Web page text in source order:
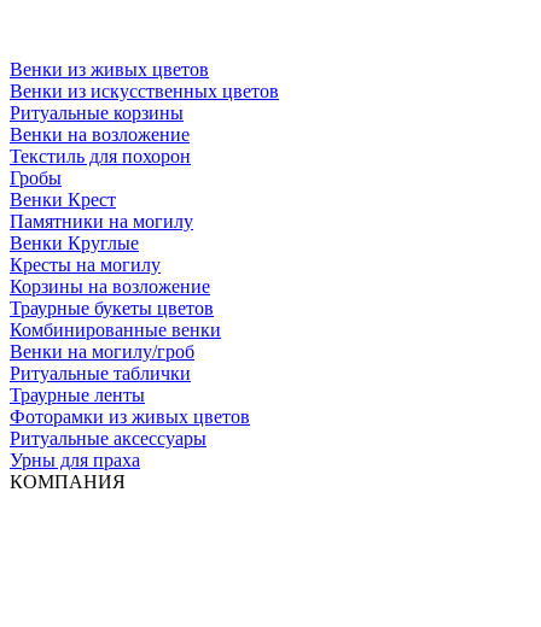
Венки из живых цветов
Венки из искусственных цветов
Ритуальные корзины
Венки на возложение
Текстиль для похорон
Гробы
Венки Крест
Памятники на могилу
Венки Круглые
Кресты на могилу
Корзины на возложение
Траурные букеты цветов
Комбинированные венки
Венки на могилу/гроб
Ритуальные таблички
Траурные ленты
Фоторамки из живых цветов
Ритуальные аксессуары
Урны для праха
КОМПАНИЯ